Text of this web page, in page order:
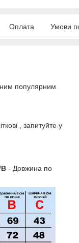
Оплата Умови
популярним
, запитуйте у
B - Довжина по